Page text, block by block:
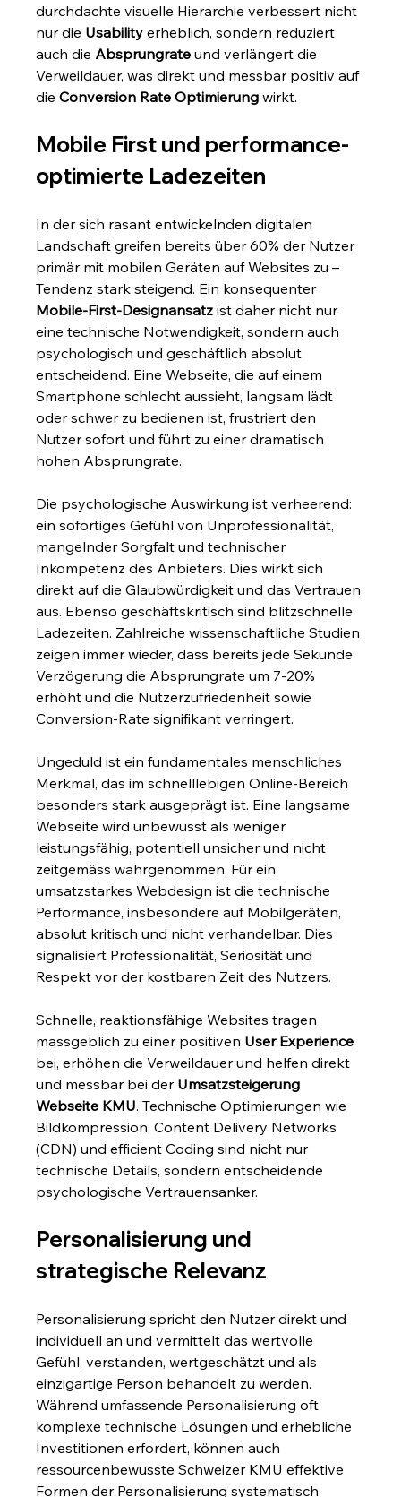
durchdachte visuelle Hierarchie verbessert nicht
nur die Usability erheblich, sondern reduziert
auch die Absprungrate und verlängert die
Verweildauer, was direkt und messbar positiv auf
die Conversion Rate Optimierung wirkt.
Mobile First und performance-
optimierte Ladezeiten
In der sich rasant entwickelnden digitalen
Landschaft greifen bereits über 60% der Nutzer
primär mit mobilen Geräten auf Websites zu –
Tendenz stark steigend. Ein konsequenter
Mobile-First-Designansatz ist daher nicht nur
eine technische Notwendigkeit, sondern auch
psychologisch und geschäftlich absolut
entscheidend. Eine Webseite, die auf einem
Smartphone schlecht aussieht, langsam lädt
oder schwer zu bedienen ist, frustriert den
Nutzer sofort und führt zu einer dramatisch
hohen Absprungrate.
Die psychologische Auswirkung ist verheerend:
ein sofortiges Gefühl von Unprofessionalität,
mangelnder Sorgfalt und technischer
Inkompetenz des Anbieters. Dies wirkt sich
direkt auf die Glaubwürdigkeit und das Vertrauen
aus. Ebenso geschäftskritisch sind blitzschnelle
Ladezeiten. Zahlreiche wissenschaftliche Studien
zeigen immer wieder, dass bereits jede Sekunde
Verzögerung die Absprungrate um 7-20%
erhöht und die Nutzerzufriedenheit sowie
Conversion-Rate signifikant verringert.
Ungeduld ist ein fundamentales menschliches
Merkmal, das im schnelllebigen Online-Bereich
besonders stark ausgeprägt ist. Eine langsame
Webseite wird unbewusst als weniger
leistungsfähig, potentiell unsicher und nicht
zeitgemäss wahrgenommen. Für ein
umsatzstarkes Webdesign ist die technische
Performance, insbesondere auf Mobilgeräten,
absolut kritisch und nicht verhandelbar. Dies
signalisiert Professionalität, Seriosität und
Respekt vor der kostbaren Zeit des Nutzers.
Schnelle, reaktionsfähige Websites tragen
massgeblich zu einer positiven User Experience
bei, erhöhen die Verweildauer und helfen direkt
und messbar bei der Umsatzsteigerung
Webseite KMU. Technische Optimierungen wie
Bildkompression, Content Delivery Networks
(CDN) und efficient Coding sind nicht nur
technische Details, sondern entscheidende
psychologische Vertrauensanker.
Personalisierung und
strategische Relevanz
Personalisierung spricht den Nutzer direkt und
individuell an und vermittelt das wertvolle
Gefühl, verstanden, wertgeschätzt und als
einzigartige Person behandelt zu werden.
Während umfassende Personalisierung oft
komplexe technische Lösungen und erhebliche
Investitionen erfordert, können auch
ressourcenbewusste Schweizer KMU effektive
Formen der Personalisierung systematisch